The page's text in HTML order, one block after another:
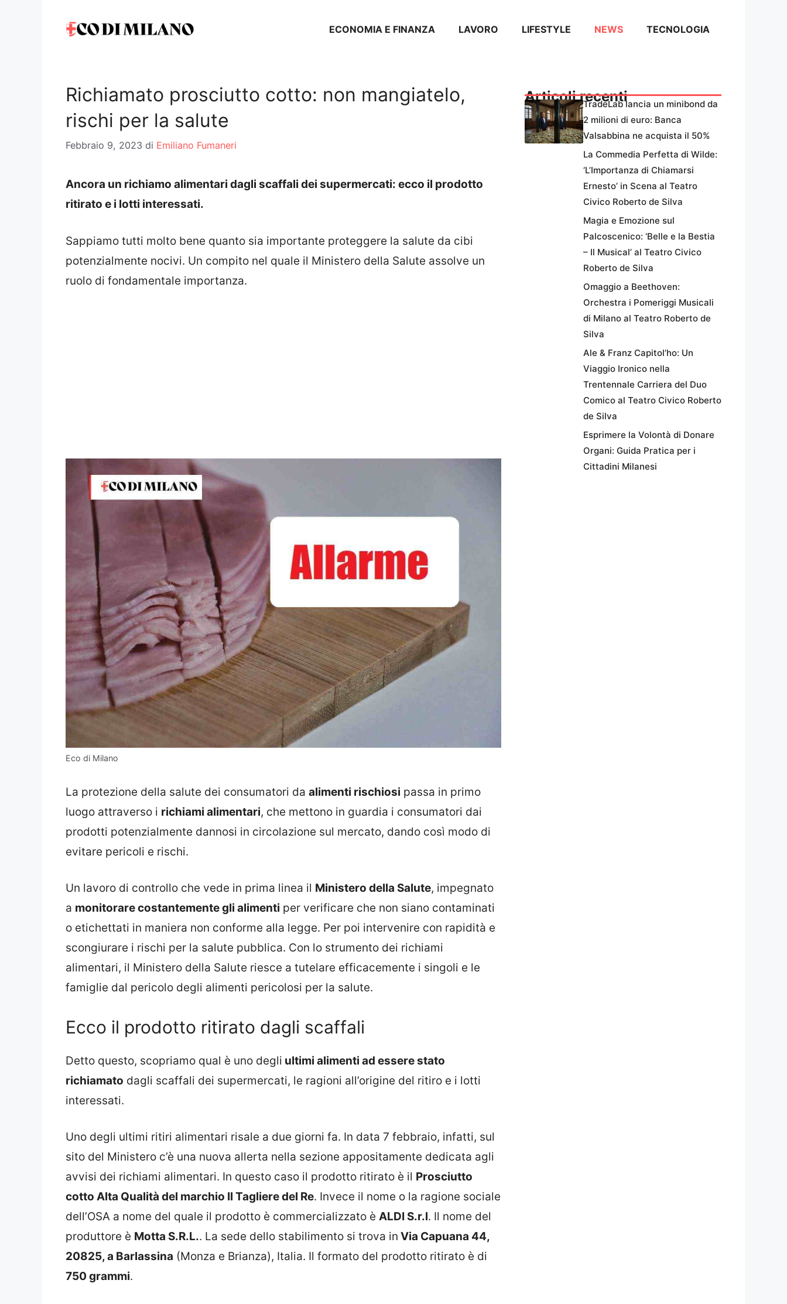
ECONOMIA E FINANZA LAVORO LIFESTYLE NEWS TECNOLOGIA
Richiamato prosciutto cotto: non mangiatelo,
rischi per la salute
Febbraio 9, 2023 di Emiliano Fumaneri
Ancora un richiamo alimentari dagli scaffali dei supermercati: ecco il prodotto
ritirato e i lotti interessati.
Sappiamo tutti molto bene quanto sia importante proteggere la salute da cibi
potenzialmente nocivi. Un compito nel quale il Ministero della Salute assolve un
ruolo di fondamentale importanza.
Eco di Milano
La protezione della salute dei consumatori da alimenti rischiosi passa in primo
luogo attraverso i richiami alimentari, che mettono in guardia i consumatori dai
prodotti potenzialmente dannosi in circolazione sul mercato, dando così modo di
evitare pericoli e rischi.
Un lavoro di controllo che vede in prima linea il Ministero della Salute, impegnato
a monitorare costantemente gli alimenti per verificare che non siano contaminati
o etichettati in maniera non conforme alla legge. Per poi intervenire con rapidità e
scongiurare i rischi per la salute pubblica. Con lo strumento dei richiami
alimentari, il Ministero della Salute riesce a tutelare efficacemente i singoli e le
famiglie dal pericolo degli alimenti pericolosi per la salute.
Ecco il prodotto ritirato dagli scaffali
Detto questo, scopriamo qual è uno degli ultimi alimenti ad essere stato
richiamato dagli scaffali dei supermercati, le ragioni all’origine del ritiro e i lotti
interessati.
Uno degli ultimi ritiri alimentari risale a due giorni fa. In data 7 febbraio, infatti, sul
sito del Ministero c’è una nuova allerta nella sezione appositamente dedicata agli
avvisi dei richiami alimentari. In questo caso il prodotto ritirato è il Prosciutto
cotto Alta Qualità del marchio Il Tagliere del Re. Invece il nome o la ragione sociale
dell’OSA a nome del quale il prodotto è commercializzato è ALDI S.r.l. Il nome del
produttore è Motta S.R.L.. La sede dello stabilimento si trova in Via Capuana 44,
20825, a Barlassina (Monza e Brianza), Italia. Il formato del prodotto ritirato è di
750 grammi.
Articoli recentiTradeLab lancia un minibond da
2 milioni di euro: Banca
Valsabbina ne acquista il 50%
La Commedia Perfetta di Wilde:
‘L’Importanza di Chiamarsi
Ernesto’ in Scena al Teatro
Civico Roberto de Silva
Magia e Emozione sul
Palcoscenico: ‘Belle e la Bestia
– Il Musical’ al Teatro Civico
Roberto de Silva
Omaggio a Beethoven:
Orchestra i Pomeriggi Musicali
di Milano al Teatro Roberto de
Silva
Ale & Franz Capitol’ho: Un
Viaggio Ironico nella
Trentennale Carriera del Duo
Comico al Teatro Civico Roberto
de Silva
Esprimere la Volontà di Donare
Organi: Guida Pratica per i
Cittadini Milanesi